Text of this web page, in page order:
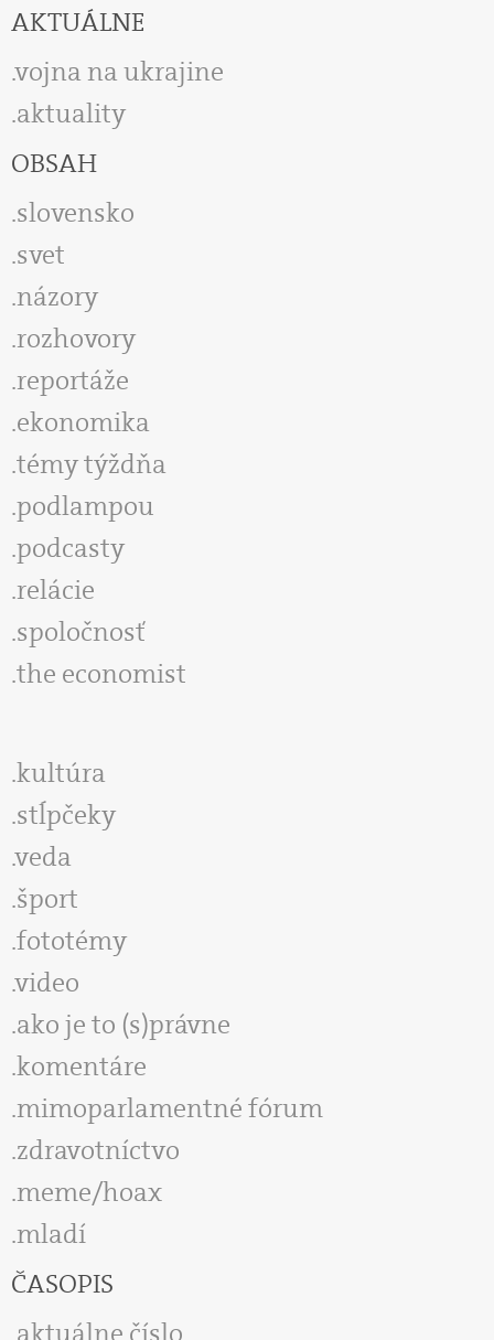
AKTUÁLNE
vojna na ukrajine
aktuality
OBSAH
slovensko
svet
názory
rozhovory
reportáže
ekonomika
témy týždňa
podlampou
podcasty
relácie
spoločnosť
the economist
kultúra
stĺpčeky
veda
šport
fototémy
video
ako je to (s)právne
komentáre
mimoparlamentné fórum
zdravotníctvo
meme/hoax
mladí
ČASOPIS